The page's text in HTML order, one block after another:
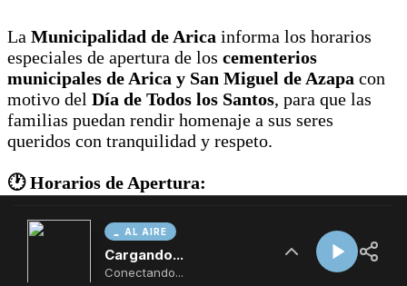
AL AIRE
Cargando...
Conectando...